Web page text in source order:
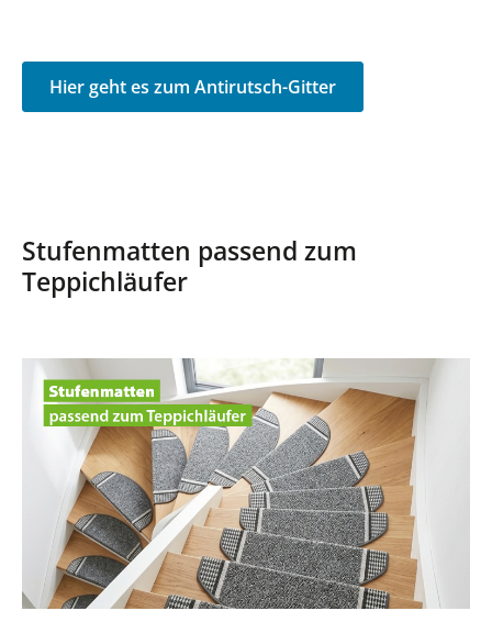
Hier geht es zum Antirutsch-Gitter
Stufenmatten passend zum
Teppichläufer